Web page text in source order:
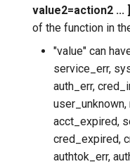
value2=action2 ... ]
of the function in
"value" can
service_err,
auth_err,
acct_expired,
cred_expired,
authtok_err,